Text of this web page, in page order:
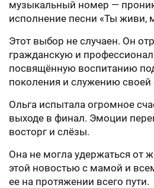
музыкальный номер —
исполнение песни «Ты живи,
Этот выбор не случаен. Он
гражданскую и
посвящённую воспитанию
поколения и служению своей
Ольга испытала огромное
выходе в финал. Эмоции
восторг и слёзы.
Она не могла удержаться от
этой новостью с мамой и
ее на протяжении всего пути.